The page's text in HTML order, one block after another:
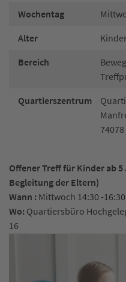
Wochentag
Alter
Bereich
Quartierszentrum
Offener Treff für Kinder ab
Begleitung der Eltern)
Wann : Mittwoch 14:30 -
Wo: Quartiersbüro
16